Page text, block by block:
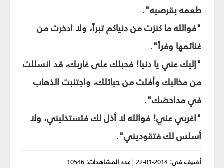
طعمه بقرصيه".
"فوالله ما كنزت من دنياكم تبراً، ولا ادخرت من
غنائمها وفراً".
"إليك عني يا دنيا! فحبلك على غاربك، قد انسللت
من مخالبك وأفلت من حبائلك، واجتنبت الذهاب
في مداحضك".
"اغربي عني! فوالله لا أذل لك فتستذليني، ولا
أسلس لك فتقوديني".
أضيف في: 2014-01-22
|عدد المشاهدات: 10546